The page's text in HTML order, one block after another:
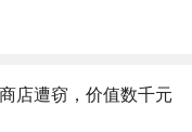
店遭窃，价值数千元